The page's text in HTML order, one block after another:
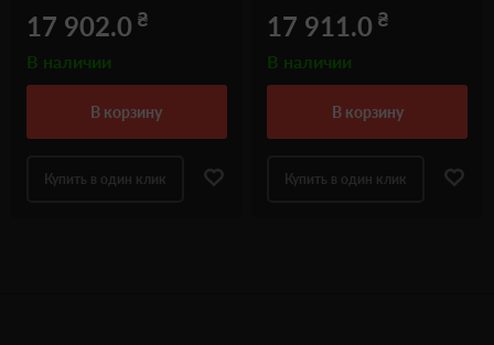
17 902.0 ₴
В наличии
в корзину
Купить в один клик
17 911.0 ₴
В наличии
в корзину
Купить в один клик